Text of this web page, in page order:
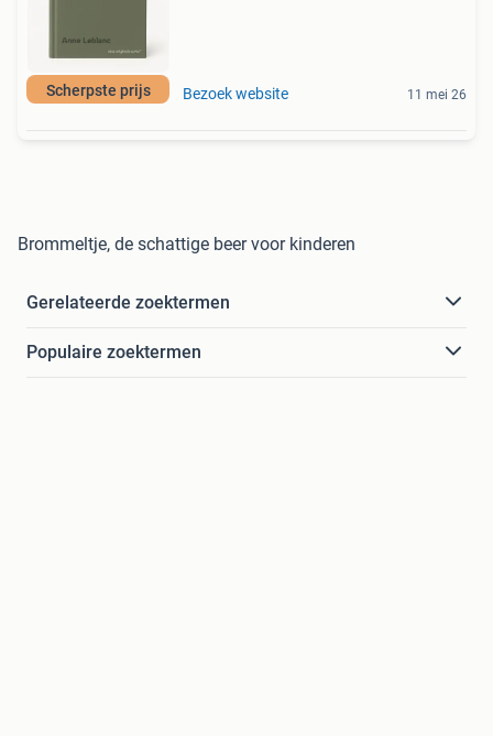
Scherpste prijs Bezoek website 11 mei 26
Brommeltje, de schattige beer voor kinderen
Gerelateerde zoektermen
Populaire zoektermen